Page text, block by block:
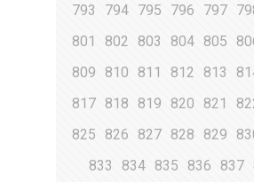
793
794 795 796 797
801
802 803 804 805
809
810 811 812 813
817 818 819 820 821
825
826 827 828 829
833
834 835 836 837